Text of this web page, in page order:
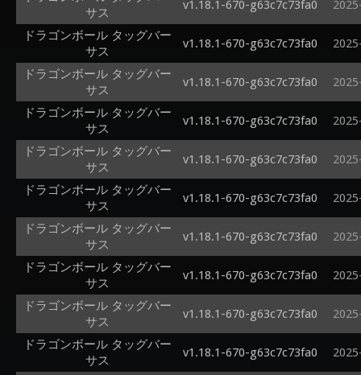
サス
v1.18.1-670-g63c7c73fa0
ドラゴンボール タッグバー
サス
v1.18.1-670-g63c7c73fa0
ドラゴンボール タッグバー
サス
v1.18.1-670-g63c7c73fa0
ドラゴンボール タッグバー
サス
v1.18.1-670-g63c7c73fa0
ドラゴンボール タッグバー
サス
v1.18.1-670-g63c7c73fa0
ドラゴンボール タッグバー
サス
v1.18.1-670-g63c7c73fa0
ドラゴンボール タッグバー
サス
v1.18.1-670-g63c7c73fa0
ドラゴンボール タッグバー
サス
v1.18.1-670-g63c7c73fa0
ドラゴンボール タッグバー
サス
v1.18.1-670-g63c7c73fa0
ドラゴンボール タッグバー
サス
v1.18.1-670-g63c7c73fa0